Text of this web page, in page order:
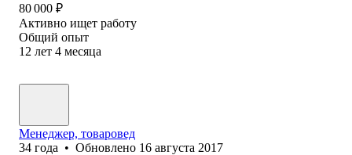
80 000 ₽
Активно ищет работу
Общий опыт
12 лет 4 месяца
Менеджер, товаровед
34 года • Обновлено 16 августа 2017